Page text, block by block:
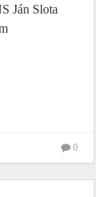
Ján Slota
0